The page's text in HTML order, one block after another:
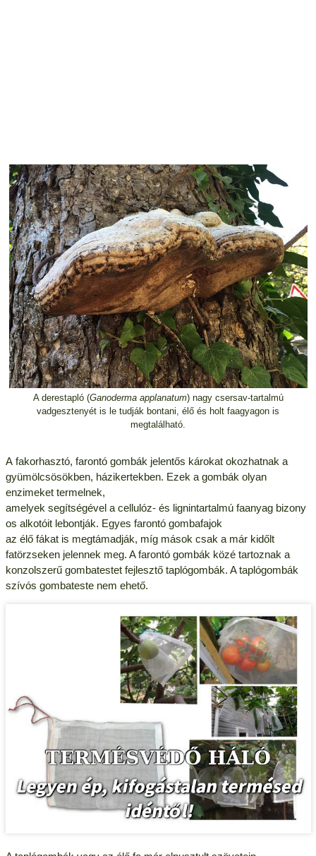
A derestapló (Ganoderma applanatum) nagy csersav-tartalmú
vadgesztenyét is le tudják bontani, élő és holt faagyagon is
megtalálható.
A fakorhasztó, farontó gombák jelentős károkat okozhatnak a
gyümölcsösökben, házikertekben. Ezek a gombák olyan
enzimeket termelnek,
amelyek segítségével a cellulóz- és lignintartalmú faanyag bizony
os alkotóit lebontják. Egyes farontó gombafajok
az élő fákat is megtámadják, míg mások csak a már kidőlt
fatörzseken jelennek meg. A farontó gombák közé tartoznak a
konzolszerű gombatestet fejlesztő taplógombák. A taplógombák
szívós gombateste nem ehető.